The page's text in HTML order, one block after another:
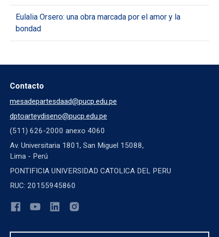
Eulalia Orsero: una obra marcada por el amor y la
bondad
Contacto
mesadepartesdaad@pucp.edu.pe
dptoarteydiseno@pucp.edu.pe
(511) 626-2000 anexo 4060
Av. Universitaria 1801, San Miguel 15088,
Lima - Perú
PONTIFICIA UNIVERSIDAD CATOLICA DEL PERU
RUC: 20155945860